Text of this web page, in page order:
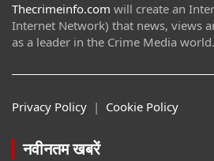
Thecrimeinfo.com will create an
Internet Network) that news, views
as a leader in the Crime Media world.
Privacy Policy | Cookie Policy
नवीनतम खबरें